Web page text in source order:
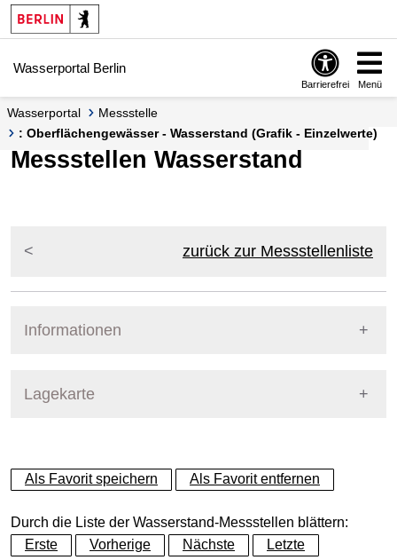
Springe zur Navigation
Springe zum Inhalt
Wasserportal Berlin
Barrierefrei Menü
Wasserportal
Messstelle
: Oberflächengewässer - Wasserstand (Grafik - Einzelwerte)
Messstellen Wasserstand
zurück zur Messstellenliste
Informationen
Lagekarte
+
−
Als Favorit speichern Als Favorit entfernen
Durch die Liste der Wasserstand-Messstellen blättern:
Erste
Vorherige Nächste Letzte